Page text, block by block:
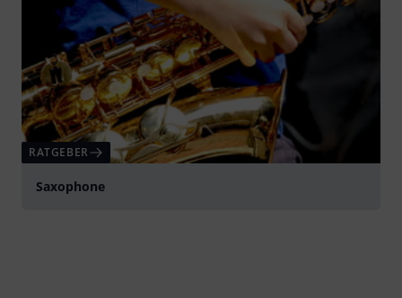
RATGEBER
Saxophone